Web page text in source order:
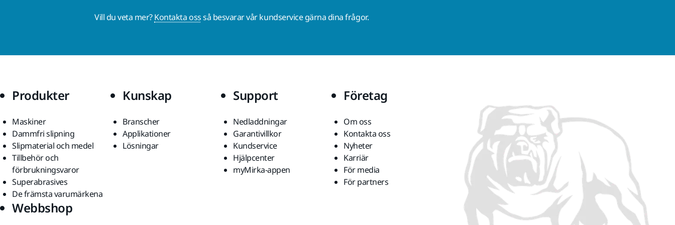
Vill du veta mer?Kontakta ossså besvarar vår kundservice gärna dina frågor.
Produkter
Maskiner
Dammfri slipning
Slipmaterial och medel
Tillbehör och
förbrukningsvaror
Superabrasives
De främsta varumärkena
Kunskap
Branscher
Applikationer
Lösningar
Support
Nedladdningar
Garantivillkor
Kundservice
Hjälpcenter
myMirka-appen
Företag
Om oss
Kontakta oss
Nyheter
Karriär
För media
För partners
Webbshop